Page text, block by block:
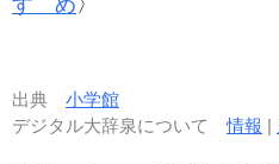
すゝめ 〉
出典 小学館
デジタル大辞泉について情報 |